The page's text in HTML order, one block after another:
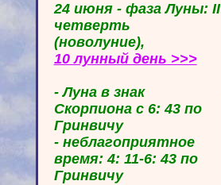
24 июня - фаза Луны: II
четверть
(новолуние),
10 лунный день >>>
- Луна в знак
Скорпиона с 6: 43 по
Гринвичу
- неблагоприятное
время: 4: 11-6: 43 по
Гринвичу